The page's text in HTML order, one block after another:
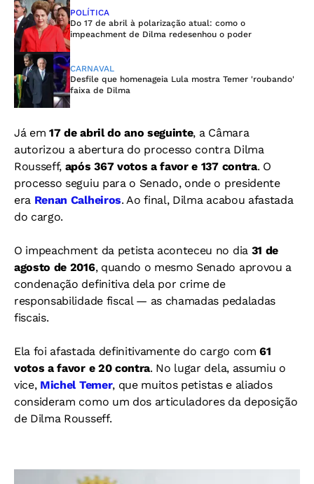
POLÍTICA
Do 17 de abril à polarização atual: como o
impeachment de Dilma redesenhou o poder
CARNAVAL
Desfile que homenageia Lula mostra Temer 'roubando'
faixa de Dilma
Já em17 de abril do ano seguinte, a Câmara
autorizou a abertura do processo contra Dilma
Rousseff, após 367 votos a favor e 137 contra. O
processo seguiu para o Senado, onde o presidente
era Renan Calheiros. Ao final, Dilma acabou afastada
do cargo.
O impeachment da petista aconteceu no dia 31 de
agosto de 2016, quando o mesmo Senado aprovou a
condenação definitiva dela por crime de
responsabilidade fiscal — as chamadas pedaladas
fiscais.
Ela foi afastada definitivamente do cargo com61
votos a favor e 20 contra. No lugar dela, assumiu o
vice, Michel Temer, que muitos petistas e aliados
consideram como um dos articuladores da deposição
de Dilma Rousseff.